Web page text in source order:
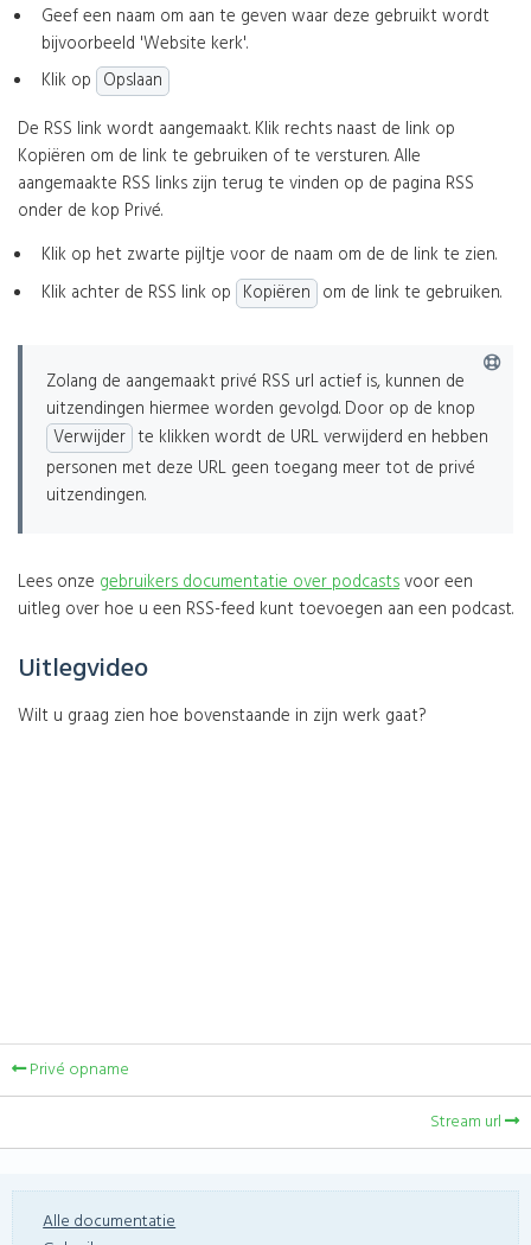
Geef een naam om aan te geven waar deze gebruikt wordt
bijvoorbeeld 'Website kerk'.
Klik op Opslaan
De RSS link wordt aangemaakt. Klik rechts naast de link op
Kopiëren om de link te gebruiken of te versturen. Alle
aangemaakte RSS links zijn terug te vinden op de pagina RSS
onder de kop Privé.
Klik op het zwarte pijltje voor de naam om de de link te zien.
Klik achter de RSS link op Kopiëren om de link te gebruiken.
Zolang de aangemaakt privé RSS url actief is, kunnen de
uitzendingen hiermee worden gevolgd. Door op de knop
Verwijder te klikken wordt de URL verwijderd en hebben
personen met deze URL geen toegang meer tot de privé
uitzendingen.
Lees onze gebruikers documentatie over podcastsvoor een
uitleg over hoe u een RSS-feed kunt toevoegen aan een podcast.
Uitlegvideo
Wilt u graag zien hoe bovenstaande in zijn werk gaat?
Privé opname
Stream url
Alle documentatie